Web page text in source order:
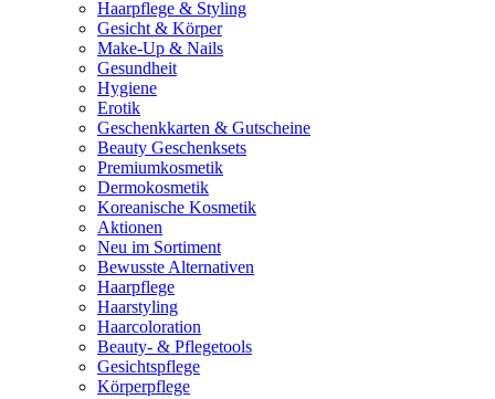
Haarpflege & Styling
Gesicht & Körper
Make-Up & Nails
Gesundheit
Hygiene
Erotik
Geschenkkarten & Gutscheine
Beauty Geschenksets
Premiumkosmetik
Dermokosmetik
Koreanische Kosmetik
Aktionen
Neu im Sortiment
Bewusste Alternativen
Haarpflege
Haarstyling
Haarcoloration
Beauty- & Pflegetools
Gesichtspflege
Körperpflege